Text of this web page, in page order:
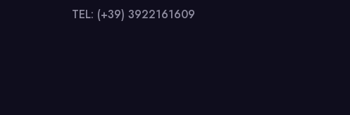
TEL: (+39) 3922161609